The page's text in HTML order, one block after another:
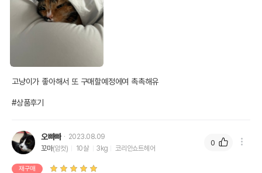
고냥이가 좋아해서 또 구매할예정에여 촉촉해유
#상품후기
오빠빠
2023.08.09
꼬마(암컷) 10살 3kg 코리안쇼트헤어
재구매
0